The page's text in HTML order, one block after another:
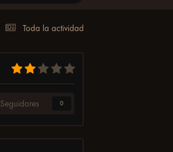
Toda la actividad
Seguidores 0